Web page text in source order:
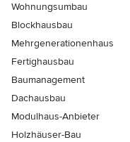
Wohnungsumbau
Blockhausbau
Mehrgenerationenhaus
Fertighausbau
Baumanagement
Dachausbau
Modulhaus-Anbieter
Holzhäuser-Bau